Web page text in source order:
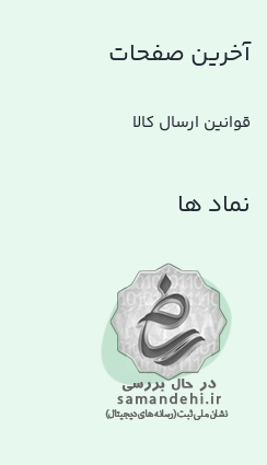
آخرین صفحات
قوانین ارسال کالا
نماد ها